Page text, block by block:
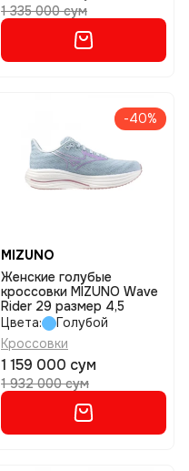
1 335 000 сум
-40%
MIZUNO
Женские голубые
кроссовки MIZUNO Wave
Rider 29 размер 4,5
Цвета:
Голубой
Кроссовки
1 159 000 сум
1 932 000 сум